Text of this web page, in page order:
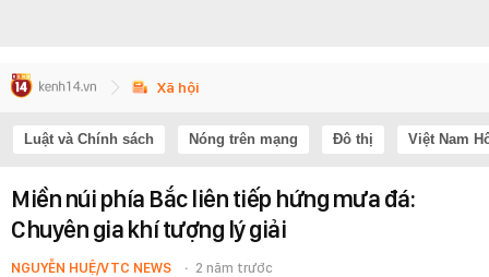
Xã hội
Luật và Chính sách Nóng trên mạng Đô thị Việt Nam
Miền núi phía Bắc liên tiếp hứng mưa đá:
Chuyên gia khí tượng lý giải
NGUYỄN HUỆ/VTC NEWS 2 năm trước